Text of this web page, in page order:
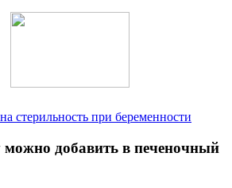
стерильность при беременности
добавить в печеночный